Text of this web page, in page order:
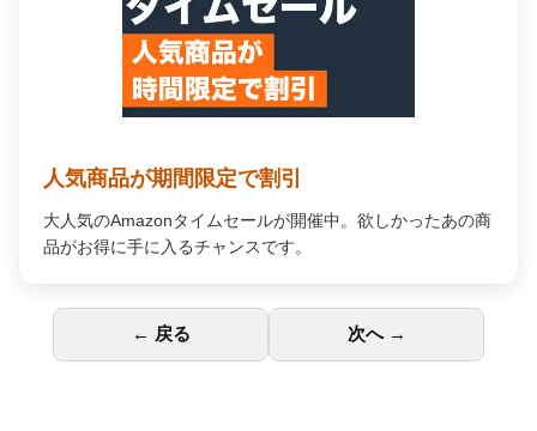
人気商品が期間限定で割引
大人気のAmazonタイムセールが開催中。欲しかったあの商
品がお得に手に入るチャンスです。
← 戻る 次へ →